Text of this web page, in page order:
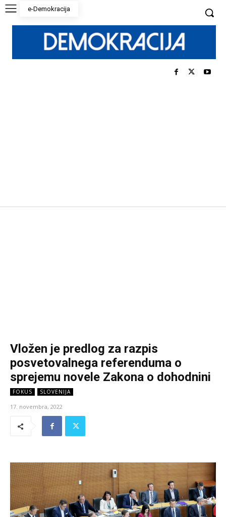
e-Demokracija
Vložen je predlog za razpis
posvetovalnega referenduma o
sprejemu novele Zakona o dohodnini
FOKUS SLOVENIJA
17. novembra, 2022